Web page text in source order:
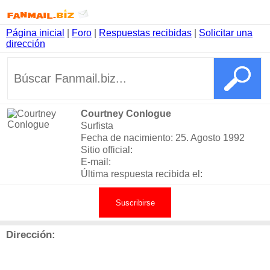
Página inicial Foro Respuestas recibidas
Solicitar una
dirección
Courtney Conlogue
Surfista
Fecha de nacimiento: 25. Agosto 1992
Sitio official:
E-mail:
Última respuesta recibida el:
Suscribirse
Dirección: